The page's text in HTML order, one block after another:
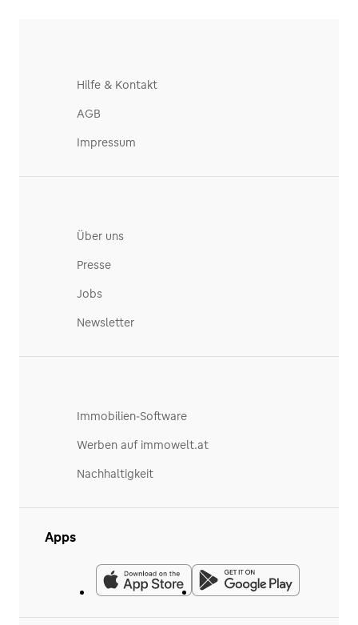
Hilfe & Kontakt
AGB
Impressum
Über uns
Presse
Jobs
Newsletter
Immobilien-Software
Werben auf immowelt.at
Nachhaltigkeit
Apps